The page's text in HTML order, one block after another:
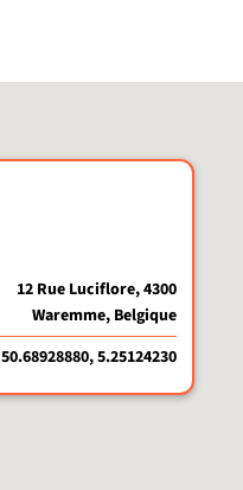
12 Rue Luciflore, 4300
Waremme, Belgique
50.68928880, 5.25124230